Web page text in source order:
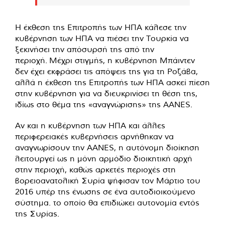
Η έκθεση της Επιτροπής των ΗΠΑ κάλεσε την
κυβέρνηση των ΗΠΑ να πιέσει την Τουρκία να
ξεκινήσει την απόσυρσή της από την
περιοχή. Μέχρι στιγμής, η κυβέρνηση Μπάιντεν
δεν έχει εκφράσει τις απόψεις της για τη Ροζάβα,
αλλά η έκθεση της Επιτροπής των ΗΠΑ ασκεί πίεση
στην κυβέρνηση για να διευκρινίσει τη θέση της,
ιδίως στο θέμα της «αναγνώρισης» της AANES.
Αν και η κυβέρνηση των ΗΠΑ και άλλες
περιφερειακές κυβερνήσεις αρνήθηκαν να
αναγνωρίσουν την AANES, η αυτόνομη διοίκηση
λειτουργεί ως η μόνη αρμόδιο διοικητική αρχή
στην περιοχή, καθώς αρκετές περιοχές στη
βορειοανατολική Συρία ψήφισαν τον Μάρτιο του
2016 υπέρ της ένωσης σε ένα αυτοδιοικούμενο
σύστημα. το οποίο θα επιδιώκει αυτονομία εντός
της Συρίας.